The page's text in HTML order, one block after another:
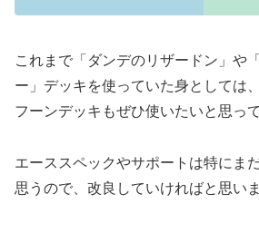
これまで「ダンデのリザードン」や
ー」デッキを使っていた身としては
フーンデッキもぜひ使いたいと思っ
エーススペックやサポートは特にま
思うので、改良していければと思いま